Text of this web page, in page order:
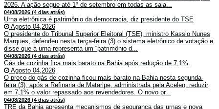
2026. A ação segue até 1º de setembro em todas as sala...
04/08/2026 (4 dias atrás)
Urna eletrônica é patrimônio da democracia, diz presidente do TSE
Agosto 04,2026
O presidente do Tribunal Superior Eleitoral (TSE), ministro Kassio Nunes
Marques, defendeu nesta terça-feira (3) o sistema eletrônico de votação e
disse que a urna representa um “patrimônio d...
04/08/2026 (4 dias atrás)
Gás de cozinha fica mais barato na Bahia após redução de 7,1%
Agosto 04,2026
O preço do gás de cozinha ficou mais barato na Bahia nesta segunda-
feira (3), após a Refinaria de Mataripe, administrada pela Acelen, reduzir
em 7,1% o valor repassado aos revendedores. O novo pr...
04/08/2026 (4 dias atrás)
TRE da Bahia apresenta mecanismos de segurança das urnas e nova